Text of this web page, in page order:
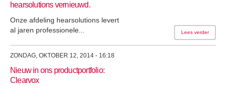
hearsolutions vernieuwd.
Onze afdeling hearsolutions levert
al jaren professionele...
Lees verder
ZONDAG, OKTOBER 12, 2014 - 16:18
Nieuw in ons productportfolio:
Clearvox